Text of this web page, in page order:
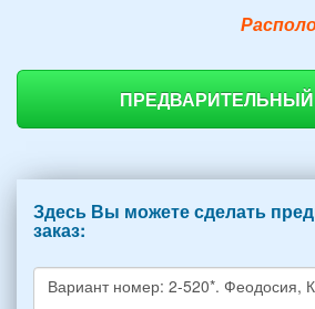
ПРЕДВАРИТЕЛЬНЫЙ
Здесь Вы можете сделать
заказ: